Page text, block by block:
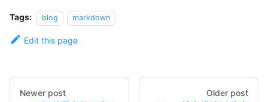
Tags: blog markdown
Edit this page
Newer post Older post